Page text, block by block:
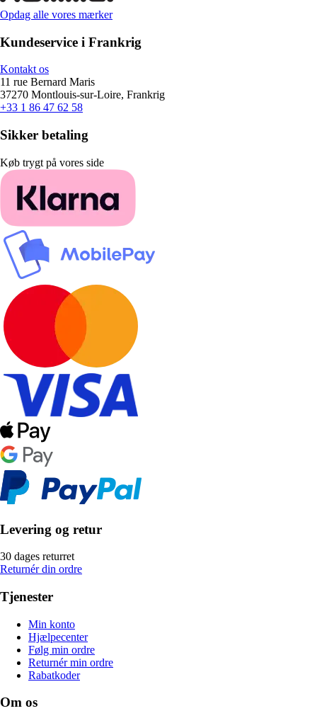
Opdag alle vores mærker
Kundeservice i Frankrig
Kontakt os
11 rue Bernard Maris
37270 Montlouis-sur-Loire, Frankrig
+33 1 86 47 62 58
Sikker betaling
Køb trygt på vores side
Levering og retur
30 dages returret
Returnér din ordre
Tjenester
Min konto
Hjælpecenter
Følg min ordre
Returnér min ordre
Rabatkoder
Om os